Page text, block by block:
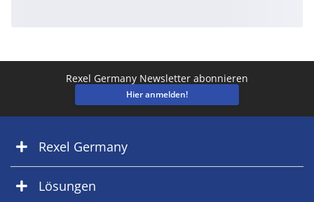
Rexel Germany Newsletter abonnieren
Hier anmelden!
Rexel Germany
Lösungen